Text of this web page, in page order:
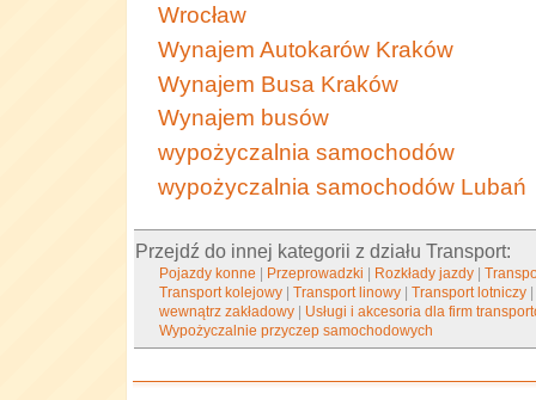
Wrocław
Wynajem Autokarów Kraków
Wynajem Busa Kraków
Wynajem busów
wypożyczalnia samochodów
wypożyczalnia samochodów Lubań
Przejdź do innej kategorii z działu Transport:
Pojazdy konne | Przeprowadzki | Rozkłady jazdy |
Transport kolejowy |Transport linowy |Transport lotniczy
wewnątrz zakładowy | Usługi i akcesoria dla firm
Wypożyczalnie przyczep samochodowych